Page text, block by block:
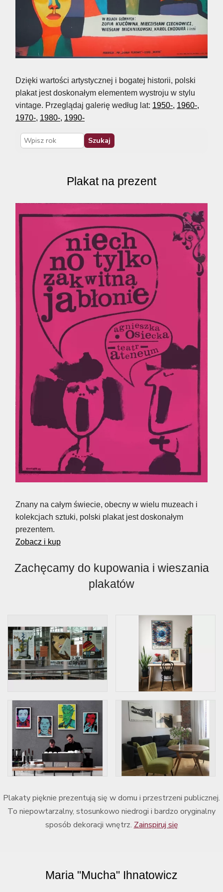
Dzięki wartości artystycznej i bogatej historii, polski
plakat jest doskonałym elementem wystroju w stylu
vintage. Przeglądaj galerię według lat: 1950-, 1960-,
1970-, 1980-, 1990-
Rok Szukaj
Plakat na prezent
Znany na całym świecie, obecny w wielu muzeach i
kolekcjach sztuki, polski plakat jest doskonałym
prezentem.
Zobacz i kup
Zachęcamy do kupowania i wieszania
plakatów
Plakaty pięknie prezentują się w domu i przestrzeni publicznej.
To niepowtarzalny, stosunkowo niedrogi i bardzo oryginalny
sposób dekoracji wnętrz.Zainspiruj się
Maria "Mucha" Ihnatowicz